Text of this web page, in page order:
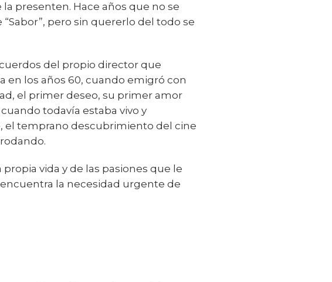
presenten. Hace años que no se
pero sin quererlo del todo se
del propio director que
en los años 60, cuando emigró con
el primer deseo, su primer amor
todavía estaba vivo y
el temprano descubrimiento del cine
vida y de las pasiones que le
la necesidad urgente de